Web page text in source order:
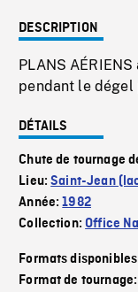
DESCRIPTION
PLANS
pendant le dégel
DÉTAILS
Chute de tournage
Lieu:Saint-Jean
Année:1982
Collection:Office
Formats
Format de